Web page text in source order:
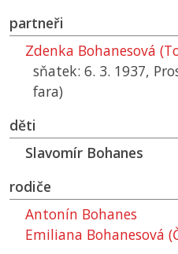
partneři
Zdenka Bohanesová
sňatek: 6. 3. 1937,
fara)
děti
Slavomír Bohanes
rodiče
Antonín Bohanes
Emiliana Bohanesová